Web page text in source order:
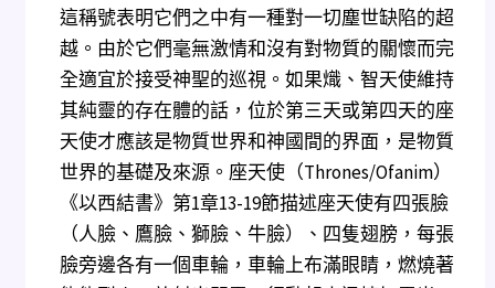
這稱號表明它們之中有一種對一切塵世缺陷的超
越。由於它們毫無激情和沒有對物質的關懷而完
全適宜於接受神聖的巡視。如果熾、智天使維持
其純靈的存在體的話，位於第三天或第四天的座
天使才應該是物質世界和神國間的界面，是物質
世界的基礎及來源。座天使（Thrones/Ofanim）
《以西結書》第1章13-19節描述座天使有四張臉
（人臉、鷹臉、獅臉、牛臉）、四隻翅膀，每張
臉旁邊各有一個車輪，車輪上布滿眼睛，燃燒著